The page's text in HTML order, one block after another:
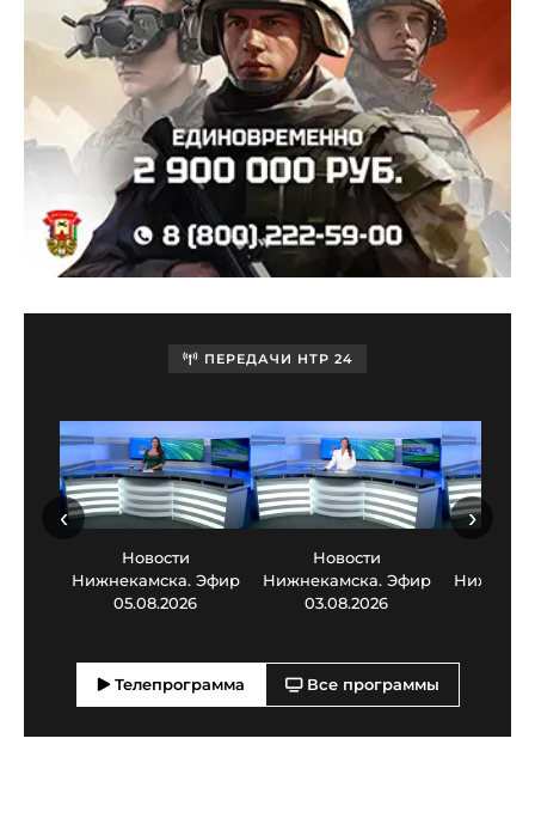
ПЕРЕДАЧИ НТР 24
Новости
Нижнекамска. Эфир
05.08.2026
Новости
Нижнекамска. Эфир
03.08.2026
‹ ›
Телепрограмма Все программы